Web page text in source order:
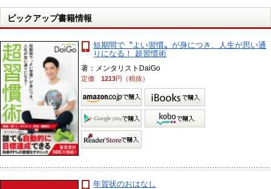
ピックアップ書籍情報
短期間で〝よい習慣〟が身につき、人生が思い通
りになる！ 超習慣術
著：メンタリストDaiGo
定価1213円（税抜）
年賀状のおはなし